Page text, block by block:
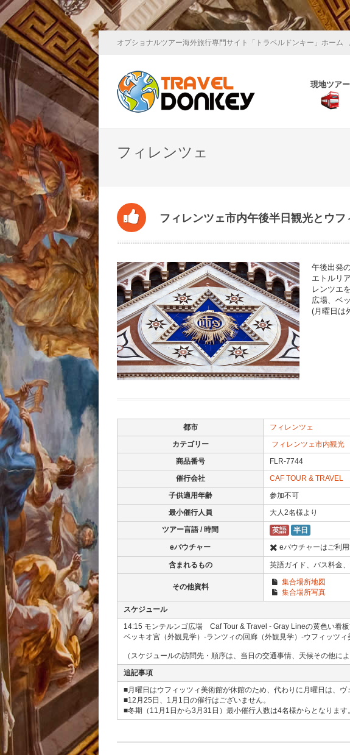
オプショナルツアー海外旅行専門サイト「トラベルドンキー」ホーム
現地ツアー
フィレンツェ
フィレンツェ市内午後半日観光とウ
午後出発
エトルリ
レンツエ
広場、ベ
(月曜日は
都市 フィレンツェ
カテゴリー
フィレンツェ市内観光
商品番号
FLR-7744
催行会社
CAF TOUR & TRAVEL
子供適用年齢
参加不可
最小催行人員
大人2名様より
ツアー言語 / 時間
英語
半日
eバウチャー
eバウチャーはご利用
含まれるもの 英語ガイド、バス料金
その他資料
集合場所地図
集合場所写真
スケジュール
14:15 モンテルンゴ広場 Caf Tour & Travel - Gray Lineの黄色い看
ベッキオ宮（外観見学）-ランツィの回廊（外観見学）-ウフィッツ
（スケジュールの訪問先・順序は、当日の交通事情、天候その他に
追記事項
■月曜日はウフィッツィ美術館が休館のため、代わりに月曜日は、ヴ
■12月25日、1月1日の催行はございません。
■冬期（11月1日から3月31日）最小催行人数は4名様からとなります。